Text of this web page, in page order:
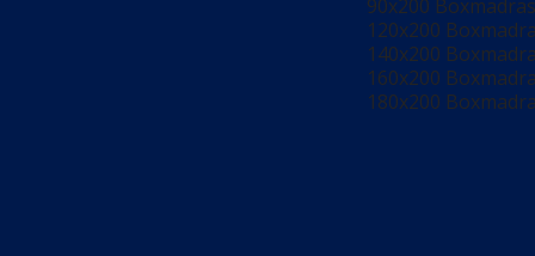
90x200 Boxmadras
120x200
140x200
160x200
180x200